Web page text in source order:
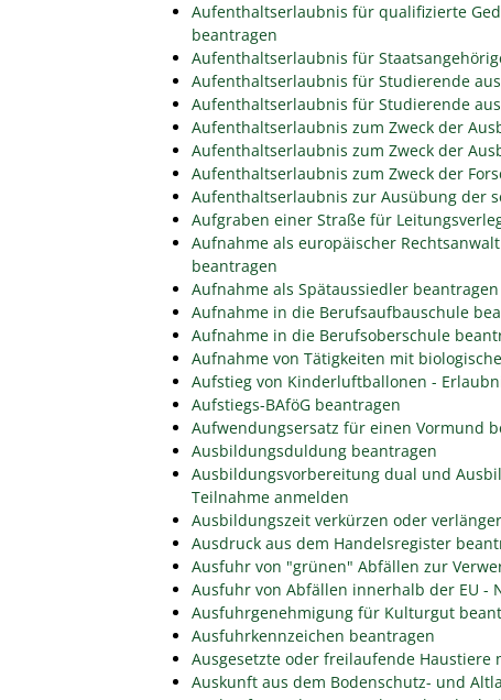
Aufenthaltserlaubnis für qualifizierte
beantragen
Aufenthaltserlaubnis für
Aufenthaltserlaubnis für Studierende
Aufenthaltserlaubnis für Studierende
Aufenthaltserlaubnis zum Zweck der
Aufenthaltserlaubnis zum Zweck der
Aufenthaltserlaubnis zum Zweck der
Aufenthaltserlaubnis zur Ausübung der
Aufgraben einer Straße für
Aufnahme als europäischer
beantragen
Aufnahme als Spätaussiedler beantragen
Aufnahme in die Berufsaufbauschule
Aufnahme in die Berufsoberschule
Aufnahme von Tätigkeiten mit
Aufstieg von Kinderluftballonen -
Aufstiegs-BAföG beantragen
Aufwendungsersatz für einen Vormund
Ausbildungsduldung beantragen
Ausbildungsvorbereitung dual und
Teilnahme anmelden
Ausbildungszeit verkürzen oder
Ausdruck aus dem Handelsregister
Ausfuhr von "grünen" Abfällen zur
Ausfuhr von Abfällen innerhalb der EU -
Ausfuhrgenehmigung für Kulturgut
Ausfuhrkennzeichen beantragen
Ausgesetzte oder freilaufende Haustiere
Auskunft aus dem Bodenschutz- und